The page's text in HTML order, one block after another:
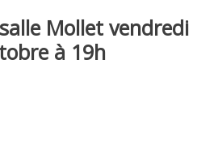
Mollet vendredi
à 19h